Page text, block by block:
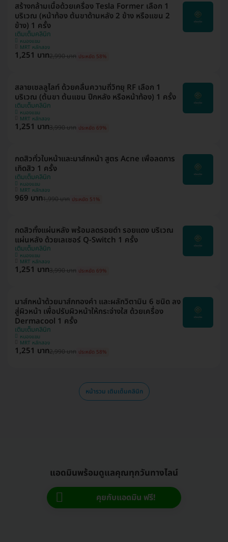
สร้างกล้ามเนื้อด้วยเครื่อง Tesla Former เลือก 1
บริเวณ (หน้าท้อง ต้นขาด้านหลัง 2 ข้าง หรือแขน 2
ข้าง) 1 ครั้ง
เติมเต็มคลินิก
หนองแขม
MRT หลักสอง
1,251 บาท2,990 บาท ประหยัด 58%
สลายเซลลูไลท์ ด้วยคลื่นความถี่วิทยุ RF เลือก 1
บริเวณ (ต้นขา ต้นแขน ปีกหลัง หรือหน้าท้อง) 1 ครั้ง
เติมเต็มคลินิก
หนองแขม
MRT หลักสอง
1,251 บาท3,990 บาท ประหยัด 69%
กดสิวทั่วใบหน้าและมาส์กหน้า สูตร Acne เพื่อลดการ
เกิดสิว 1 ครั้ง
เติมเต็มคลินิก
หนองแขม
MRT หลักสอง
969 บาท1,990 บาท ประหยัด 51%
กดสิวทั้งแผ่นหลัง พร้อมลดรอยดำ รอยแดง บริเวณ
แผ่นหลัง ด้วยเลเซอร์ Q-Switch 1 ครั้ง
เติมเต็มคลินิก
หนองแขม
MRT หลักสอง
1,251 บาท3,990 บาท ประหยัด 69%
มาส์กหน้าด้วยมาส์กทองคำ และผลักวิตามิน 6 ชนิด ลง
สู่ผิวหน้า เพื่อปรับผิวหน้าให้กระจ่างใส ด้วยเครื่อง
Dermacool 1 ครั้ง
เติมเต็มคลินิก
หนองแขม
MRT หลักสอง
1,251 บาท2,990 บาท ประหยัด 58%
หน้ารวม เติมเต็มคลินิก
แอดมินพร้อมดูแลคุณทุกวันทางไลน์
คุยกับแอดมิน ฟรี!